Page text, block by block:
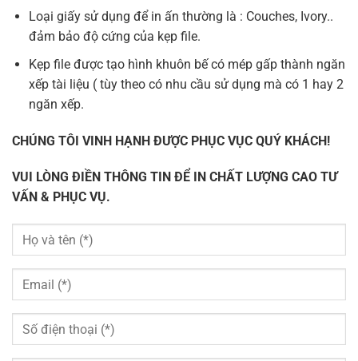
Loại giấy sử dụng để in ấn thường là : Couches, Ivory..
đảm bảo độ cứng của kẹp file.
Kẹp file được tạo hình khuôn bế có mép gấp thành ngăn
xếp tài liệu ( tùy theo có nhu cầu sử dụng mà có 1 hay 2
ngăn xếp.
CHÚNG TÔI VINH HẠNH ĐƯỢC PHỤC VỤC QUÝ KHÁCH!
VUI LÒNG ĐIỀN THÔNG TIN ĐỂ IN CHẤT LƯỢNG CAO TƯ
VẤN & PHỤC VỤ.